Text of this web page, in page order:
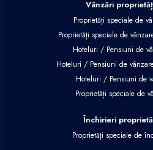
Vânzări
Proprietăți speciale de
Proprietăți speciale de
Hoteluri / Pensiuni de
Hoteluri / Pensiuni de
Hoteluri / Pensiuni de
Proprietăți speciale de
Închirieri
Proprietăți speciale de